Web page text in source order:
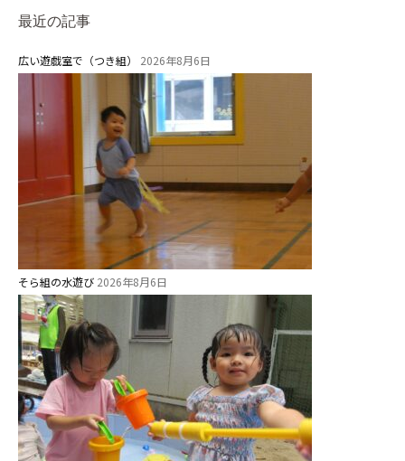
最近の記事
広い遊戯室で（つき組） 2026年8月6日
そら組の水遊び 2026年8月6日